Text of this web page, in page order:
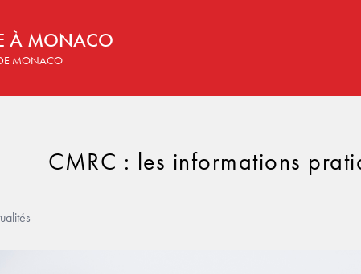
À MONACO
MONACO
CMRC : les informations